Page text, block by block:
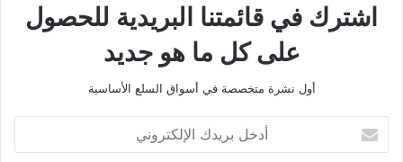
اشترك في قائمتنا البريدية للحصول
على كل ما هو جديد
أول نشرة متخصصة في أسواق السلع الأساسية
بريدك